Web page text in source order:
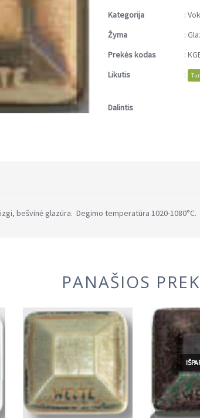
Kategorija :
Žyma
:
Prekės kodas
:
Likutis
:
Dalintis
bešvinė glazūra. Degimo temperatūra 1020-
PANAŠIOS